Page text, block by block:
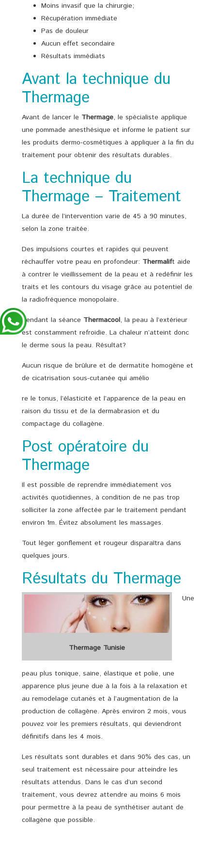
Moins invasif que la chirurgie;
Récupération immédiate
Pas de douleur
Aucun effet secondaire
Résultats immédiats
Avant la technique du
Thermage
Avant de lancer le Thermage, le spécialiste applique
une pommade anesthésique et informe le patient sur
les produits dermo-cosmétiques à appliquer à la fin du
traitement pour obtenir des résultats durables.
La technique du
Thermage – Traitement
La durée de l’intervention varie de 45 à 90 minutes,
selon la zone traitée.
Des impulsions courtes et rapides qui peuvent
réchauffer votre peau en profondeur: Thermalift aide
à contrer le vieillissement de la peau et à redéfinir les
traits et les contours du visage grâce au potentiel de
la radiofréquence monopolaire.
Pendant la séance Thermacool, la peau à l’extérieur
est constamment refroidie. La chaleur n’atteint donc
le derme sous la peau. Résultat?
Aucun risque de brûlure et de dermatite homogène et
de cicatrisation sous-cutanée qui amélio
re le tonus, l’élasticité et l’apparence de la peau en
raison du tissu et de la dermabrasion et du
compactage du collagène.
Post opératoire du
Thermage
Il est possible de reprendre immédiatement vos
activités quotidiennes, à condition de ne pas trop
solliciter la zone affectée par le traitement pendant
environ 1m. Évitez absolument les massages.
Tout léger gonflement et rougeur disparaîtra dans
quelques jours.
Résultats du Thermage
Thermage Tunisie
Une
peau plus tonique, saine, élastique et polie, une
apparence plus jeune due à la fois à la relaxation et
au remodelage cutanés et à l’augmentation de la
production de collagène. Après environ 2 mois, vous
pouvez voir les premiers résultats, qui deviendront
définitifs dans les 4 mois.
Les résultats sont durables et dans 90% des cas, un
seul traitement est nécessaire pour atteindre les
résultats attendus. Dans le cas d’un second
traitement, vous devrez attendre au moins 6 mois
pour permettre à la peau de synthétiser autant de
collagène que possible.